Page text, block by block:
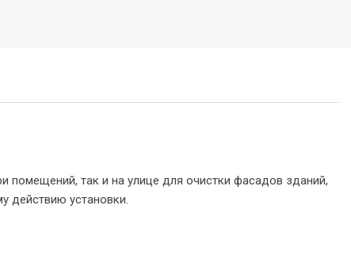
помещений, так и на улице для очистки фасадов зданий,
действию установки.